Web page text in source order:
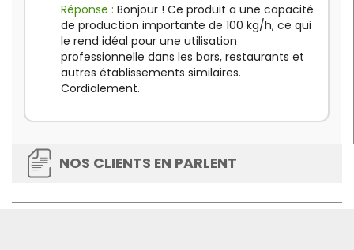
Réponse : Bonjour ! Ce produit a une capacité
de production importante de 100 kg/h, ce qui
le rend idéal pour une utilisation
professionnelle dans les bars, restaurants et
autres établissements similaires.
Cordialement.
NOS CLIENTS EN PARLENT